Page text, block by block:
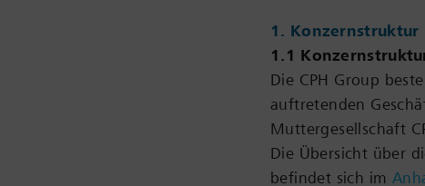
1.
1.1
Die CPH Group
auftretenden
Muttergesellschaft
Die Übersicht über
befindet sich im